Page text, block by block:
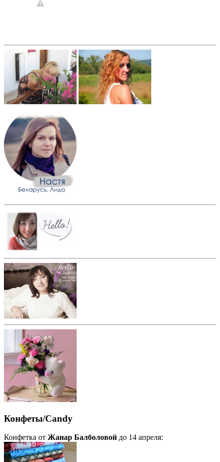
Конфеты/Candy
Конфетка от Жанар Балболовой до 14 апреля: